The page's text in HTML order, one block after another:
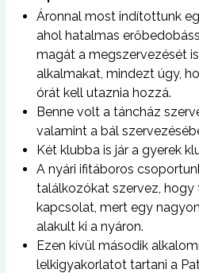
Áronnal most indítottunk
ahol hatalmas
magát a megszervezését
alkalmakat, mindezt úgy,
órát kell utaznia hozzá.
Benne volt a táncház
valamint a bál
Két klubba is jár a gyerek
A nyári ifitáboros
találkozókat szervez, hogy
kapcsolat, mert egy
alakult ki a nyáron.
Ezen kívül második
lelkigyakorlatot tartani a